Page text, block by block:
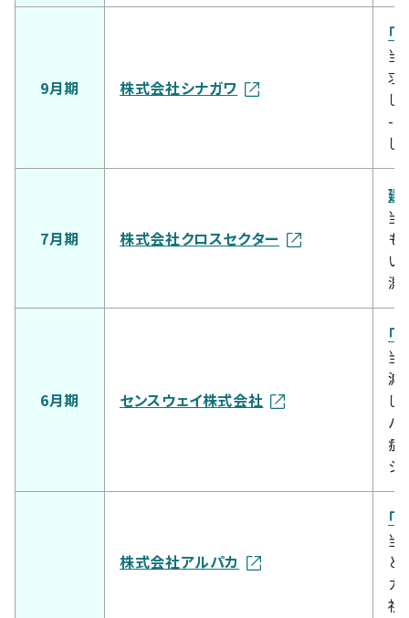
9月期 株式会社シナガワ
「
当
求
し
-
し
7月期 株式会社クロスセクター
建
当
も
い
測
6月期 センスウェイ株式会社
「
当
減
し
バ
症
シ
株式会社アルパカ
「
当
と
カ
社